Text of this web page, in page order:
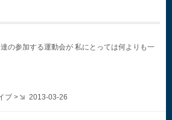
の参加する運動会が 私にとっては何よりも一
ブ > 2013-03-26